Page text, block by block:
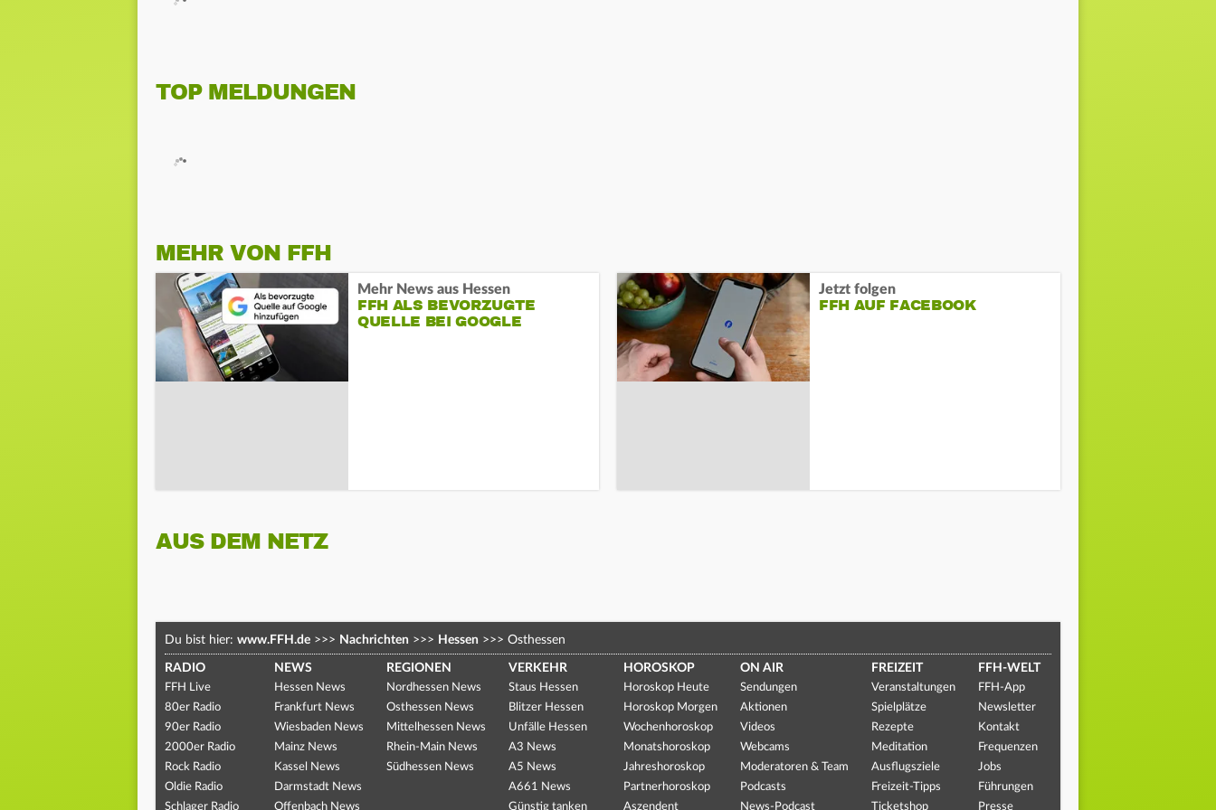
TOP MELDUNGEN
MEHR VON FFH
Mehr News aus Hessen
FFH ALS BEVORZUGTE
QUELLE BEI GOOGLE
Jetzt folgen
FFH AUF FACEBOOK
AUS DEM NETZ
Du bist hier: www.FFH.de >>> Nachrichten >>> Hessen >>> Osthessen
RADIO
FFH Live
80er Radio
90er Radio
2000er Radio
Rock Radio
Oldie Radio
Schlager Radio
NEWS
Hessen News
Frankfurt News
Wiesbaden News
Mainz News
Kassel News
Darmstadt News
Offenbach News
REGIONEN
Nordhessen News
Osthessen News
Mittelhessen News
Rhein-Main News
Südhessen News
VERKEHR
Staus Hessen
Blitzer Hessen
Unfälle Hessen
A3 News
A5 News
A661 News
Günstig tanken
HOROSKOP
Horoskop Heute
Horoskop Morgen
Wochenhoroskop
Monatshoroskop
Jahreshoroskop
Partnerhoroskop
Aszendent
ON AIR
Sendungen
Aktionen
Videos
Webcams
Moderatoren & Team
Podcasts
News-Podcast
FREIZEIT
Veranstaltungen
Spielplätze
Rezepte
Meditation
Ausflugsziele
Freizeit-Tipps
Ticketshop
FFH-WELT
FFH-App
Newsletter
Kontakt
Frequenzen
Jobs
Führungen
Presse